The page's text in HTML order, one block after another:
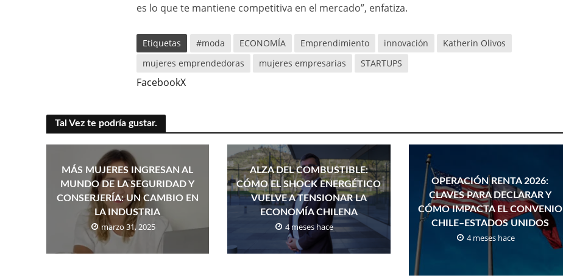
es lo que te mantiene competitiva en el mercado”, enfatiza.
Etiquetas #moda ECONOMÍA Emprendimiento innovación
Katherin Olivos
mujeres emprendedoras
mujeres empresarias STARTUPS
FacebookX
Tal Vez te podría gustar.
MÁS MUJERES INGRESAN AL
MUNDO DE LA SEGURIDAD Y
CONSERJERÍA: UN CAMBIO EN
LA INDUSTRIA
marzo 31, 2025
ALZA DEL COMBUSTIBLE:
CÓMO EL SHOCK ENERGÉTICO
VUELVE A TENSIONAR LA
ECONOMÍA CHILENA
4 meses hace
OPERACIÓN RENTA 2026:
CLAVES PARA DECLARAR Y
CÓMO IMPACTA EL CONVENIO
CHILE–ESTADOS UNIDOS
4 meses hace